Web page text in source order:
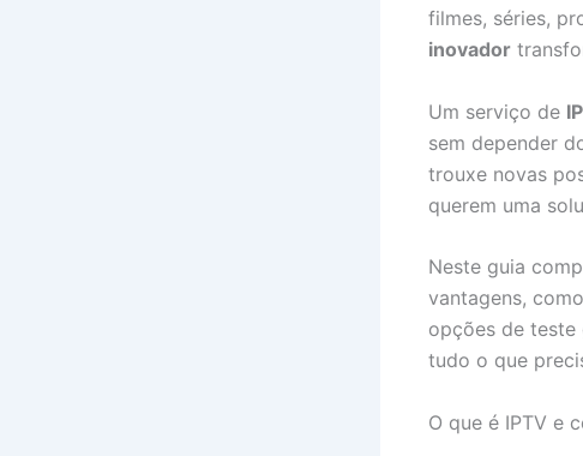
filmes, séries,
inovador
Um serviço de
sem depender
trouxe novas
querem uma
Neste guia
vantagens,
opções de teste
tudo o que
O que é IPTV e